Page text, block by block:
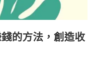
的方法，創造收